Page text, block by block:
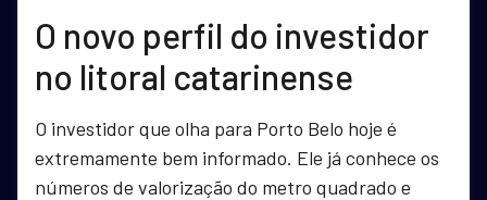
O novo perfil do investidor
no litoral catarinense
O investidor que olha para Porto Belo hoje é
extremamente bem informado. Ele já conhece os
números de valorização do metro quadrado e